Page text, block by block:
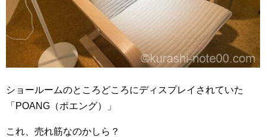
ショールームのところどころにディスプレイされていた
「POANG（ポエング）」
これ、売れ筋なのかしら？